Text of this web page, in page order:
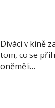
Diváci v kině
tom, co se
oněměli…